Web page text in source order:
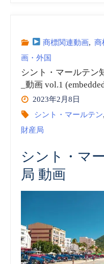
動
vol.3
マ
ル
知
局
商標関連動画, 商
画・外国
シント・マールテン
_動画 vol.1
2023年2月8日
シント・マールテン,
財産局
シント・マ
局 動画